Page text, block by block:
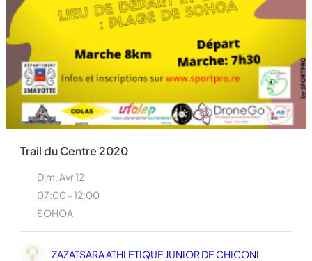
Trail du Centre 2020
Dim, Avr 12
07:00 - 12:00
SOHOA
ZAZATSARA ATHLETIQUE JUNIOR DE CHICONI